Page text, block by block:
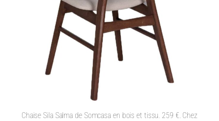
Chaise Sila Salma de Somcasa en bois et tissu. 259 €. Chez